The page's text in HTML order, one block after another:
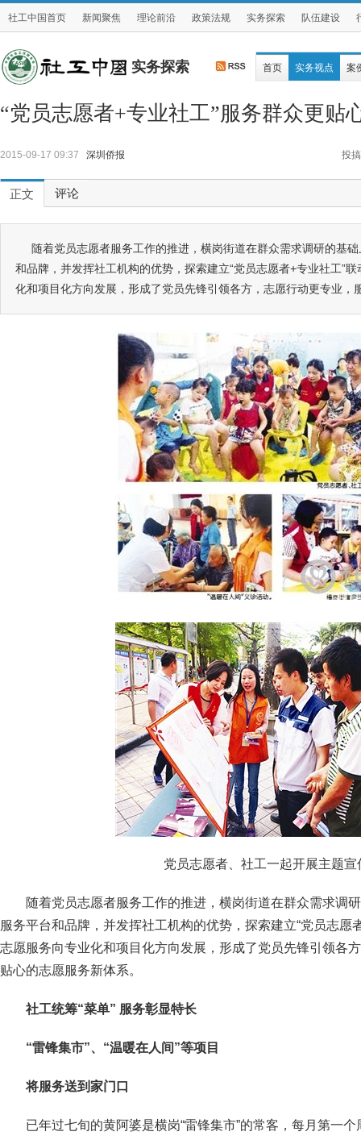
社工中国首页 新闻聚焦 理论前沿 政策法规 实务探索 队伍建设
实务探索 首页 实务视点 案
“党员志愿者+专业社工”服务群众更贴
2015-09-17 09:37 深圳侨报 投搞
正文 评论
随着党员志愿者服务工作的推进，横岗街道在群众需求调研的基
和品牌，并发挥社工机构的优势，探索建立“党员志愿者+专业社工”
化和项目化方向发展，形成了党员先锋引领各方，志愿行动更专业，
党员志愿者、社工一起开展主题
随着党员志愿者服务工作的推进，横岗街道在群众需求调
服务平台和品牌，并发挥社工机构的优势，探索建立“党员志愿
志愿服务向专业化和项目化方向发展，形成了党员先锋引领各
贴心的志愿服务新体系。
社工统筹“菜单” 服务彰显特长
“雷锋集市”、“温暖在人间”等项目
将服务送到家门口
已年过七旬的黄阿婆是横岗“雷锋集市”的常客，每月第一